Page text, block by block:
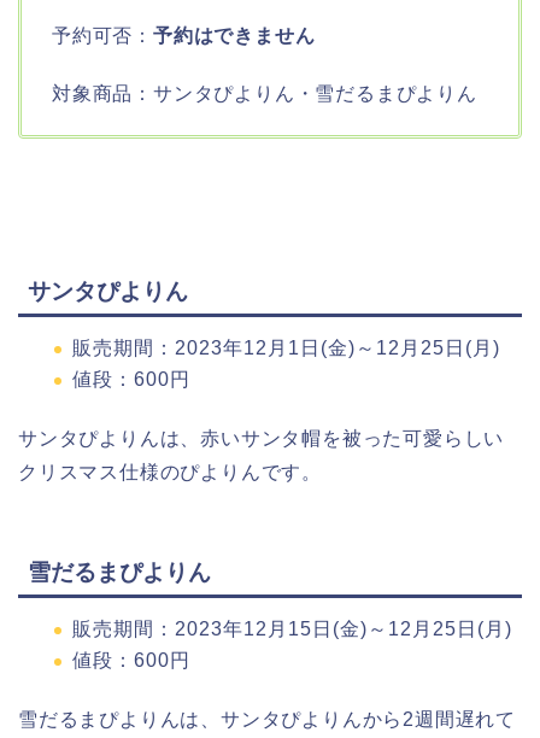
予約可否： 予約はできません
対象商品：サンタぴよりん・雪だるまぴよりん
サンタぴよりん
販売期間：2023年12月1日(金)～12月25日(月)
値段：600円
サンタぴよりんは、赤いサンタ帽を被った可愛らしい
クリスマス仕様のぴよりんです。
雪だるまぴよりん
販売期間：2023年12月15日(金)～12月25日(月)
値段：600円
雪だるまぴよりんは、サンタぴよりんから2週間遅れて